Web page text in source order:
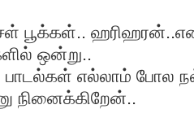
பூக்கள்..
ஒன்று..
பாடல்கள் எல்லாம் போல
நினைக்கிறேன்..